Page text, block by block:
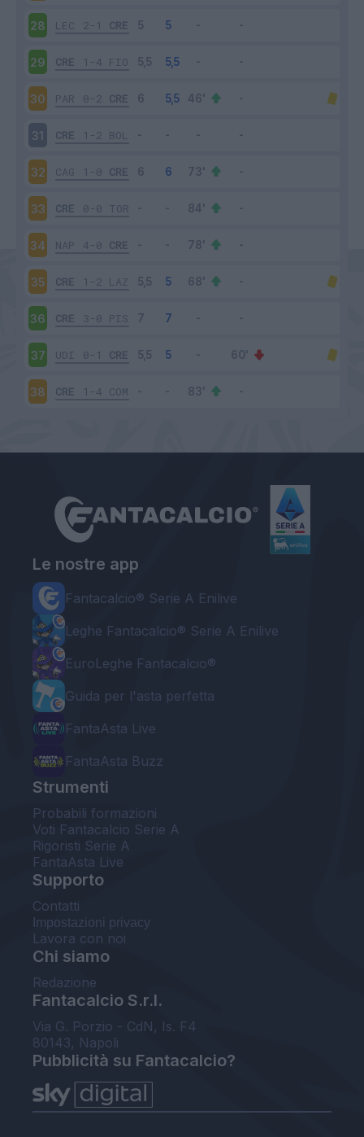
28 LEC 2-1 CRE
29 CRE 1-4 FIO
30 PAR 0-2 CRE
31 CRE 1-2 BOL
32 CAG 1-0 CRE
33 CRE 0-0 TOR
34 NAP 4-0 CRE
35 CRE 1-2 LAZ
36 CRE 3-0 PIS
37 UDI 0-1 CRE
38 CRE 1-4 COM
Le nostre app
Fantacalcio® Serie A Enilive
Leghe Fantacalcio® Serie A Enilive
EuroLeghe Fantacalcio®
Guida per l'asta perfetta
FantaAsta Live
FantaAsta Buzz
Strumenti
Probabili formazioni
Voti Fantacalcio Serie A
Rigoristi Serie A
FantaAsta Live
Supporto
Contatti
Impostazioni privacy
Lavora con noi
Chi siamo
Redazione
Fantacalcio S.r.l.
Via G. Porzio - CdN, Is. F4
80143, Napoli
Pubblicità su Fantacalcio?